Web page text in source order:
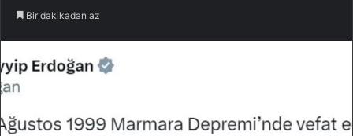
Bir dakikadan az